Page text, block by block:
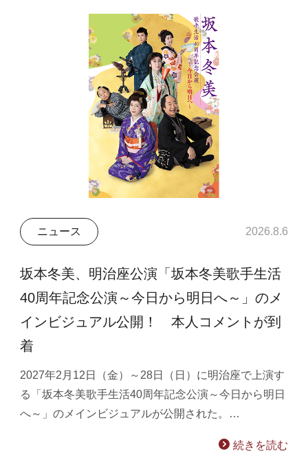
ニュース 2026.8.6
坂本冬美、明治座公演「坂本冬美歌手生活
40周年記念公演～今日から明日へ～」のメ
インビジュアル公開！ 本人コメントが到
着
2027年2月12日（金）～28日（日）に明治座で上演す
る「坂本冬美歌手生活40周年記念公演～今日から明日
へ～」のメインビジュアルが公開された。…
続きを読む